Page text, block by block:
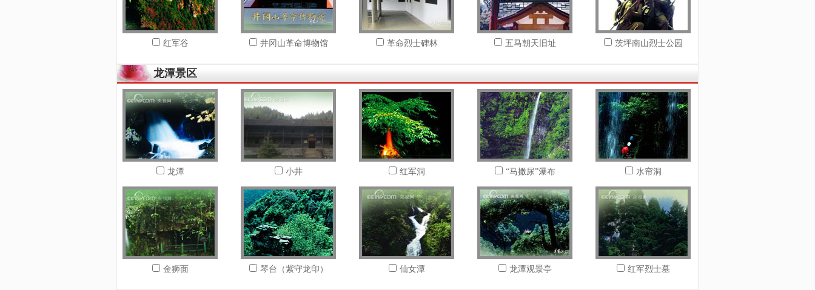
红军谷 井冈山革命博物馆 革命烈士碑林 五马朝天旧址 茨坪南山烈士公园
龙潭景区
龙潭 小井 红军洞 “马撒尿”瀑布 水帘洞
金狮面 琴台（紫守龙印） 仙女潭 龙潭观景亭 红军烈士墓